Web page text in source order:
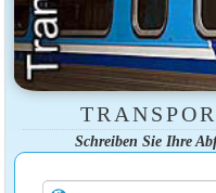
Schreiben Sie Ihre